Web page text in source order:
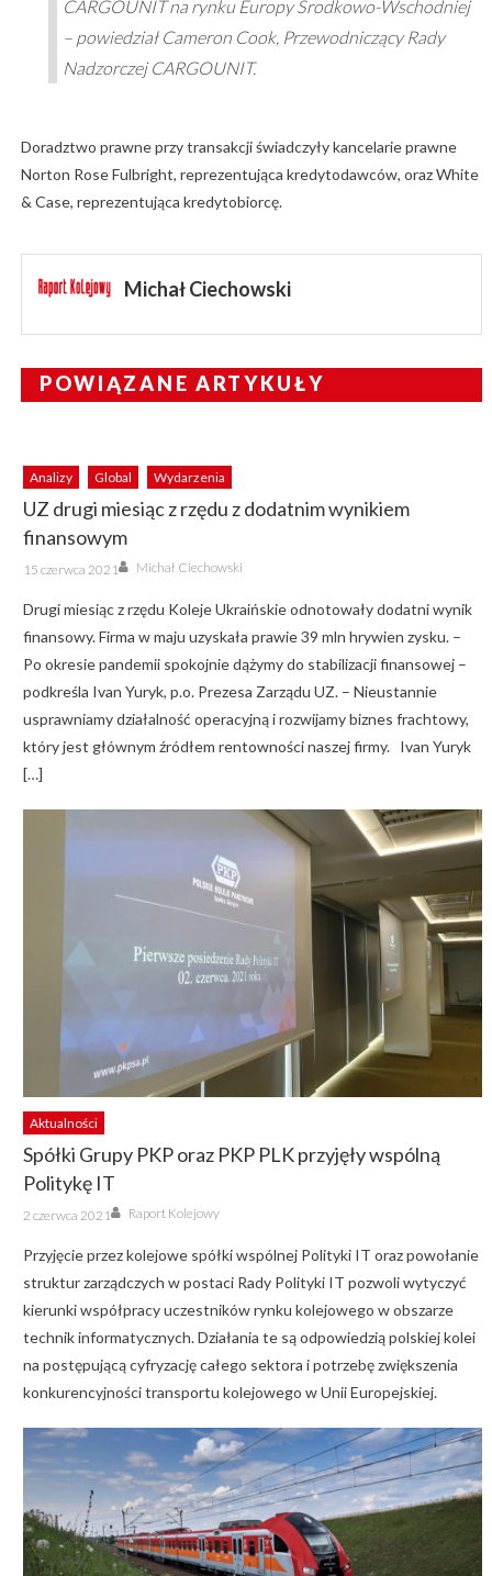
CARGOUNIT na rynku Europy Środkowo-Wschodniej
– powiedział Cameron Cook, Przewodniczący Rady
Nadzorczej CARGOUNIT.
Doradztwo prawne przy transakcji świadczyły kancelarie prawne
Norton Rose Fulbright, reprezentująca kredytodawców, oraz White
& Case, reprezentująca kredytobiorcę.
Michał Ciechowski
POWIĄZANE ARTYKUŁY
Analizy Global Wydarzenia
UZ drugi miesiąc z rzędu z dodatnim wynikiem
finansowym
Posted
on
15 czerwca 2021 Author
Michał Ciechowski
Drugi miesiąc z rzędu Koleje Ukraińskie odnotowały dodatni wynik
finansowy. Firma w maju uzyskała prawie 39 mln hrywien zysku. –
Po okresie pandemii spokojnie dążymy do stabilizacji finansowej –
podkreśla Ivan Yuryk, p.o. Prezesa Zarządu UZ. – Nieustannie
usprawniamy działalność operacyjną i rozwijamy biznes frachtowy,
który jest głównym źródłem rentowności naszej firmy. Ivan Yuryk
[…]
Aktualności
Spółki Grupy PKP oraz PKP PLK przyjęły wspólną
Politykę IT
Posted
on
2 czerwca 2021 Author
Raport Kolejowy
Przyjęcie przez kolejowe spółki wspólnej Polityki IT oraz powołanie
struktur zarządczych w postaci Rady Polityki IT pozwoli wytyczyć
kierunki współpracy uczestników rynku kolejowego w obszarze
technik informatycznych. Działania te są odpowiedzią polskiej kolei
na postępującą cyfryzację całego sektora i potrzebę zwiększenia
konkurencyjności transportu kolejowego w Unii Europejskiej.